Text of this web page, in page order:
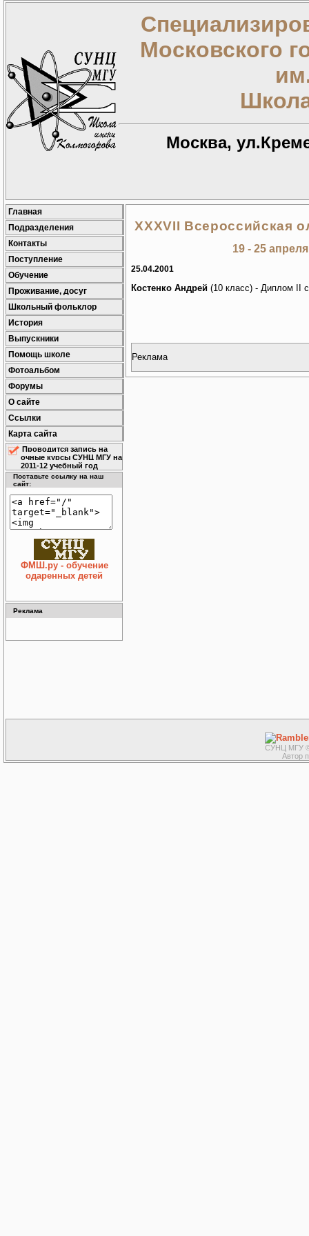
Московского
Москва,
Главная
Подразделения
Контакты
Поступление
Обучение
Проживание, досуг
Школьный фольклор
История
Выпускники
Помощь школе
Фотоальбом
Форумы
О сайте
Ссылки
Карта сайта
Проводится запись на
очные курсы СУНЦ МГУ на
2011-12 учебный год
Поставьте ссылку на наш
сайт:
ФМШ.ру - обучение
одаренных детей
Реклама
XXXVII Всероссийская
19 - 25
25.04.2001
Костенко Андрей (10 класс) - Диплом II
Реклама
СУНЦ МГУ ©
Автор